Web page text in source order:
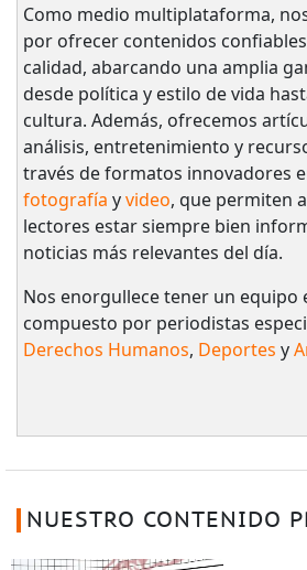
Como medio multiplataforma,
por ofrecer contenidos
calidad, abarcando una amplia
desde política y estilo de vida
cultura. Además, ofrecemos
análisis, entretenimiento y
través de formatos innovadores
fotografía yvideo, que permiten
lectores estar siempre bien
noticias más relevantes del día.
Nos enorgullece tener un equipo
compuesto por periodistas
Derechos Humanos, Deportes y
NUESTRO CONTENIDO